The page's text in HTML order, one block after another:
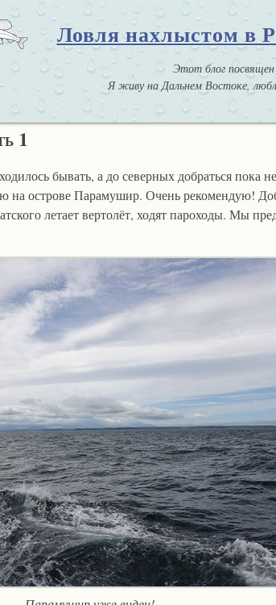
Ловля нахлыстом в
Этот блог посвящен
Я живу на Дальнем Востоке,
1
бывать, а до северных добраться пока не
на острове Парамушир. Очень рекомендую!
летает вертолёт, ходят пароходы. Мы